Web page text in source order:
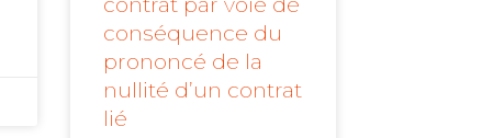
conséquence du
prononcé de la
nullité d’un contrat
lié